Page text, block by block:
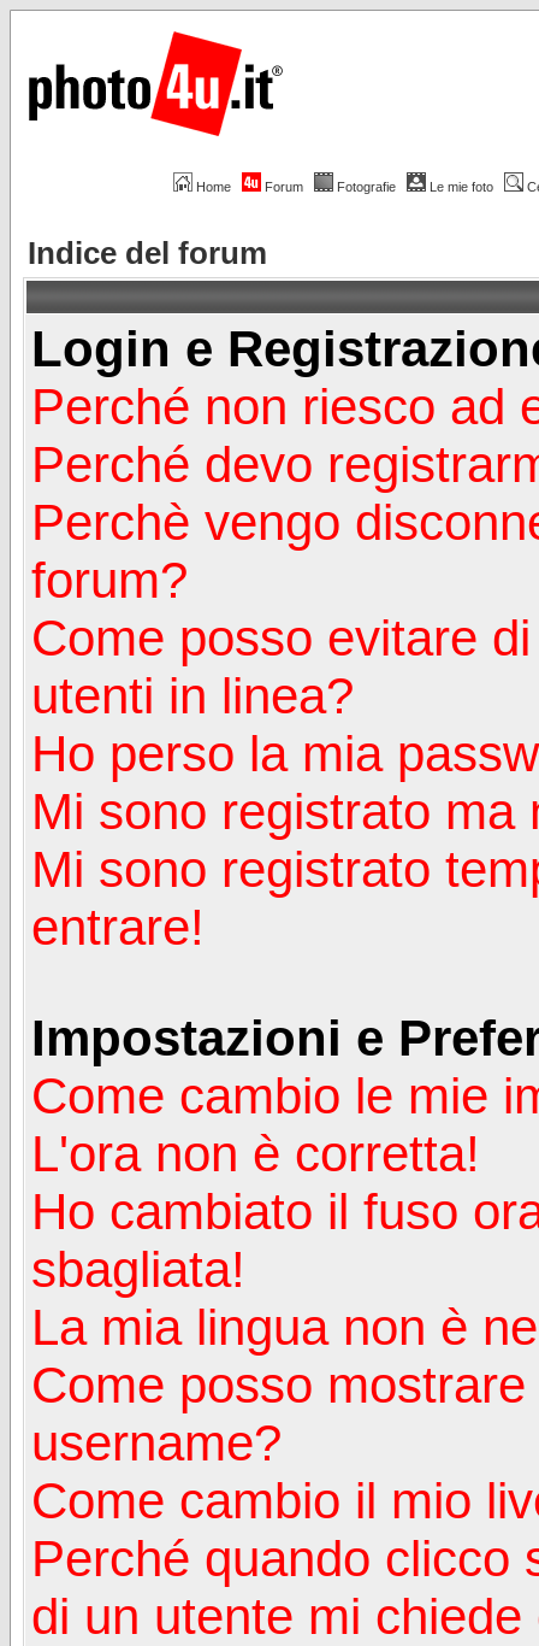
Home Forum Fotografie Le mie foto
Indice del forum
Login e
Perché non riesco ad
Perché devo
Perchè vengo
forum?
Come posso evitare
utenti in linea?
Ho perso la mia
Mi sono registrato ma
Mi sono registrato
entrare!
Impostazioni e
Come cambio le mie
L'ora non è corretta!
Ho cambiato il fuso
sbagliata!
La mia lingua non è
Come posso
username?
Come cambio il mio
Perché quando clicco
di un utente mi